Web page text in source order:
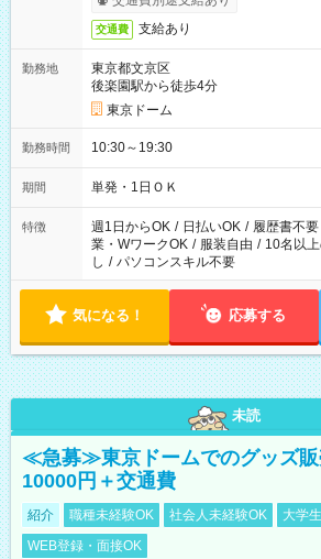
交通費 支給あり
勤務地
東京都文京区
後楽園駅から徒歩4分
東京ドーム
勤務時間 10:30～19:30
期間 単発・1日ＯＫ
特徴 週1日からOK / 日払いOK / 履歴書不要
業・WワークOK / 服装自由 / 10名以
し / パソコンスキル不要
気になる！ 応募する
未読
≪急募≫東京ドームでのグッズ販
10000円＋交通費
紹介 職種未経験OK 社会人未経験OK 大学
WEB登録・面接OK